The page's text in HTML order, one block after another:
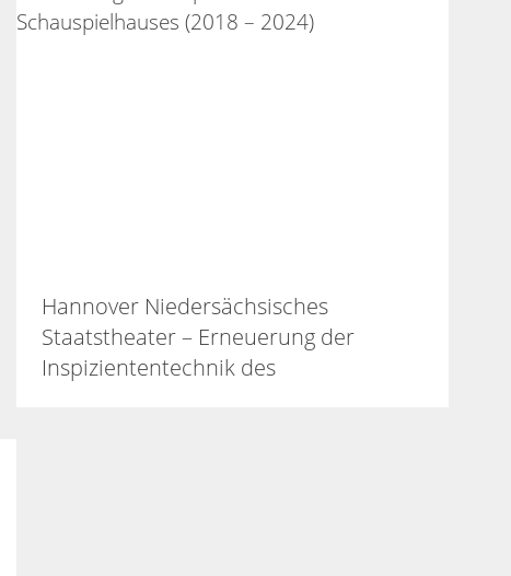
Hannover Niedersächsisches
Staatstheater – Erneuerung der
Inspiziententechnik des